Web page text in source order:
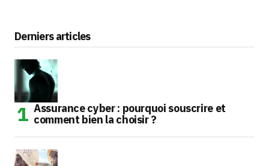
Derniers articles
Assurance cyber : pourquoi souscrire et
comment bien la choisir ?